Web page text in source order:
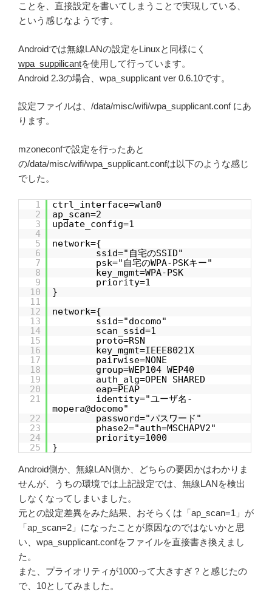
ことを、直接設定を書いてしまうことで実現している、
という感じなようです。
Androidでは無線LANの設定をLinuxと同様にく
wpa_suppilicantを使用して行っています。
Android 2.3の場合、wpa_supplicant ver 0.6.10です。
設定ファイルは、/data/misc/wifi/wpa_supplicant.conf にあ
ります。
mzoneconfで設定を行ったあと
の/data/misc/wifi/wpa_supplicant.confは以下のような感じ
でした。
1
ctrl_interface=wlan0
2
ap_scan=2
3
update_config=1
4
5
network={
6
ssid="自宅のSSID"
7
psk="自宅のWPA-PSKキー"
8
key_mgmt=WPA-PSK
9
priority=1
10
}
11
12
network={
13
ssid="docomo"
14
scan_ssid=1
15
proto=RSN
16
key_mgmt=IEEE8021X
17
pairwise=NONE
18
group=WEP104 WEP40
19
auth_alg=OPEN SHARED
20
eap=PEAP
21
identity="ユーザ名-
mopera@docomo"
22
password="パスワード"
23
phase2="auth=MSCHAPV2"
24
priority=1000
25
}
Android側か、無線LAN側か、どちらの要因かはわかりま
せんが、うちの環境では上記設定では、無線LANを検出
しなくなってしまいました。
元との設定差異をみた結果、おそらくは「ap_scan=1」が
「ap_scan=2」になったことが原因なのではないかと思
い、wpa_supplicant.confをファイルを直接書き換えまし
た。
また、プライオリティが1000って大きすぎ？と感じたの
で、10としてみました。